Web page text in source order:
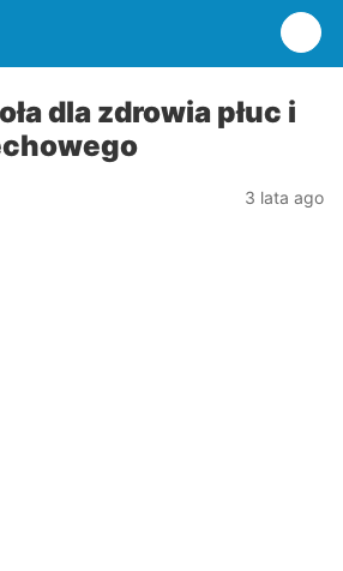
dla zdrowia płuc i
3 lata ago